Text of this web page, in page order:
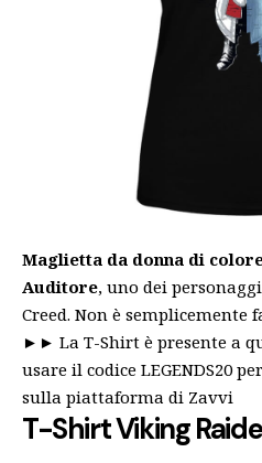
Maglietta da donna di
Auditore, uno dei
Creed. Non è semplicemente
►► La T-Shirt è presente a
usare il codice LEGENDS20
sulla piattaforma di Zavvi
T-Shirt Viking